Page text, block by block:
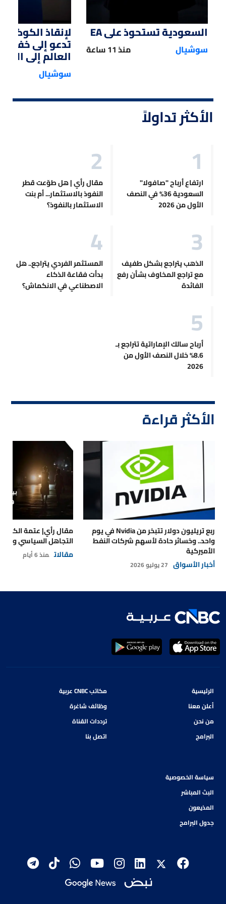
السعودية تستحوذ على EA
سوشيال منذ 11 ساعة
لإنقاذ
تدعو إلى
العالم إلى
سوشيال
الأكثر تداولاً
ارتفاع أرباح "صافولا"
السعودية 36% في النصف
الأول من 2026
مقال رأي | هل طوّعت قطر
النفوذ بالاستثمار... أم بنت
الاستثمار بالنفوذ؟
الذهب يتراجع بشكل طفيف
مع تراجع المخاوف بشأن رفع
الفائدة
المستثمر الفردي يتراجع.. هل
بدأت فقاعة الذكاء
الاصطناعي في الانكماش؟
أرباح سالك الإماراتية تتراجع بـ
8.6% خلال النصف الأول من
2026
الأكثر قراءة
ربع تريليون دولار تتبخر من Nvidia في يوم
واحد.. وخسائر حادة لأسهم شركات النفط
الأميركية
أخبار الأسواق 27 يوليو 2026
مقال رأي| عتمة
التجاهل السياسي
مقالات منذ 6 أيام
الرئيسية
أعلن معنا
من نحن
البرامج
مكاتب CNBC عربية
وظائف شاغرة
ترددات القناة
اتصل بنا
سياسة الخصوصية
البث المباشر
المذيعون
جدول البرامج